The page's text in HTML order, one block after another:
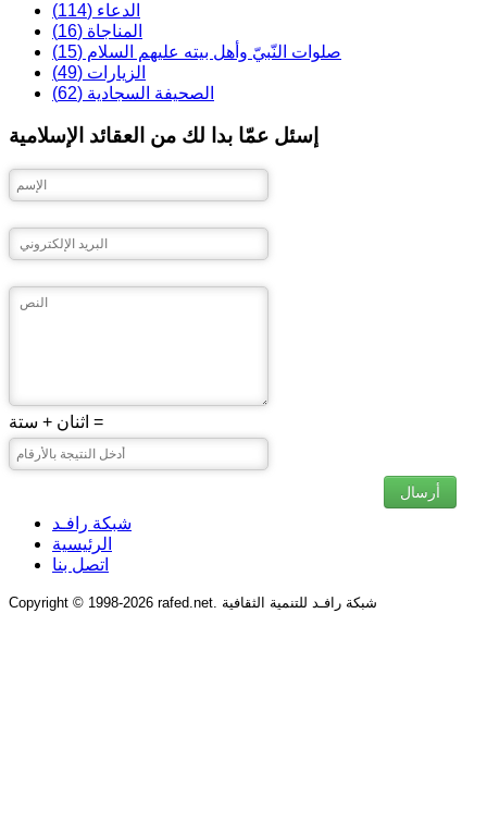
الدعاء (114)
المناجاة (16)
صلوات النّبيّ وأهل بيته عليهم السلام (15)
الزيارات (49)
الصحيفة السجادية (62)
إسئل عمّا بدا لك من العقائد الإسلامية
اثنان + ستة =
أرسال
شبكة رافـد
الرئيسية
اتصل بنا
Copyright © 1998-2026 rafed.net. شبكة رافـد للتنمية الثقافية